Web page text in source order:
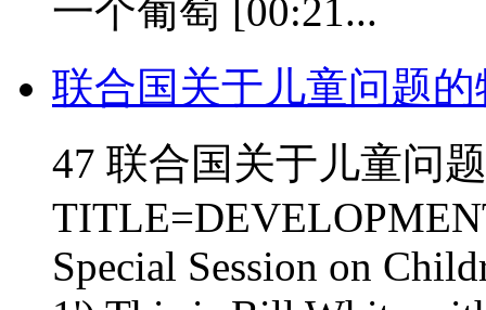
一个葡萄 [00:21...
联合国关于儿童问题
47 联合国关于儿童问
Special Session on